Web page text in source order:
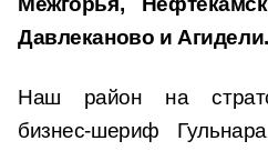
Давлеканово и Агидели.
Наш район на
бизнес-шериф